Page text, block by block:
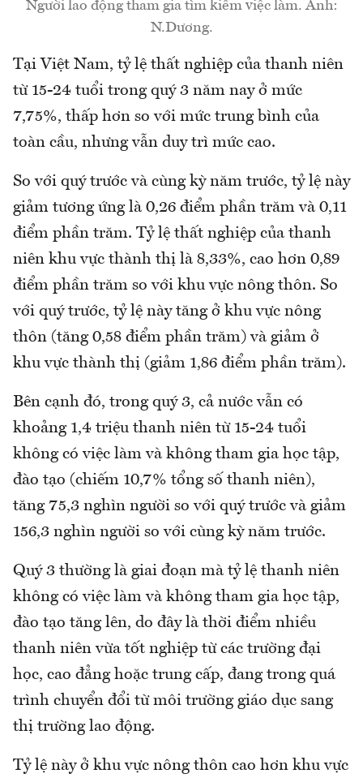
Người lao động tham gia tìm kiếm việc làm. Ảnh:
N.Dương.
Tại Việt Nam, tỷ lệ thất nghiệp của thanh niên
từ 15-24 tuổi trong quý 3 năm nay ở mức
7,75%, thấp hơn so với mức trung bình của
toàn cầu, nhưng vẫn duy trì mức cao.
So với quý trước và cùng kỳ năm trước, tỷ lệ này
giảm tương ứng là 0,26 điểm phần trăm và 0,11
điểm phần trăm. Tỷ lệ thất nghiệp của thanh
niên khu vực thành thị là 8,33%, cao hơn 0,89
điểm phần trăm so với khu vực nông thôn. So
với quý trước, tỷ lệ này tăng ở khu vực nông
thôn (tăng 0,58 điểm phần trăm) và giảm ở
khu vực thành thị (giảm 1,86 điểm phần trăm).
Bên cạnh đó, trong quý 3, cả nước vẫn có
khoảng 1,4 triệu thanh niên từ 15-24 tuổi
không có việc làm và không tham gia học tập,
đào tạo (chiếm 10,7% tổng số thanh niên),
tăng 75,3 nghìn người so với quý trước và giảm
156,3 nghìn người so với cùng kỳ năm trước.
Quý 3 thường là giai đoạn mà tỷ lệ thanh niên
không có việc làm và không tham gia học tập,
đào tạo tăng lên, do đây là thời điểm nhiều
thanh niên vừa tốt nghiệp từ các trường đại
học, cao đẳng hoặc trung cấp, đang trong quá
trình chuyển đổi từ môi trường giáo dục sang
thị trường lao động.
Tỷ lệ này ở khu vực nông thôn cao hơn khu vực